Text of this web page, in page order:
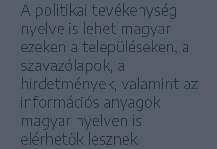
A politikai tevékenység
nyelve is lehet magyar
ezeken a településeken, a
szavazólapok, a
hirdetmények, valamint az
információs anyagok
magyar nyelven is
elérhetők lesznek.